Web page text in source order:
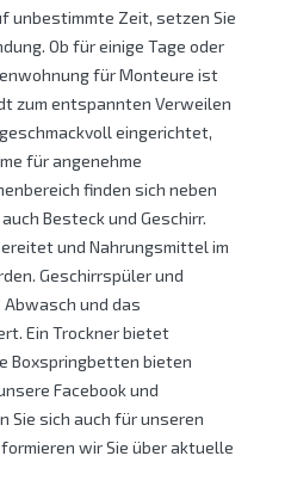
unbestimmte Zeit, setzen Sie
Ob für einige Tage oder
für Monteure ist
zum entspannten Verweilen
eingerichtet,
für angenehme
finden sich neben
Besteck und Geschirr.
und Nahrungsmittel im
Geschirrspüler und
Abwasch und das
Ein Trockner bietet
Boxspringbetten bieten
Facebook und
Sie sich auch für unseren
wir Sie über aktuelle